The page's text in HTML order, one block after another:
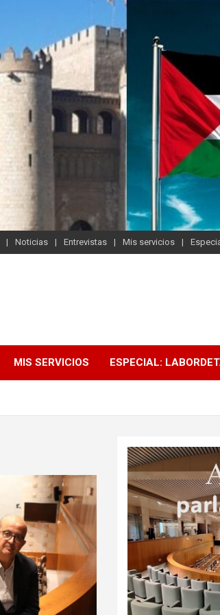
Noticias Entrevistas Mis servicios
MIS SERVICIOS ESPECIAL: